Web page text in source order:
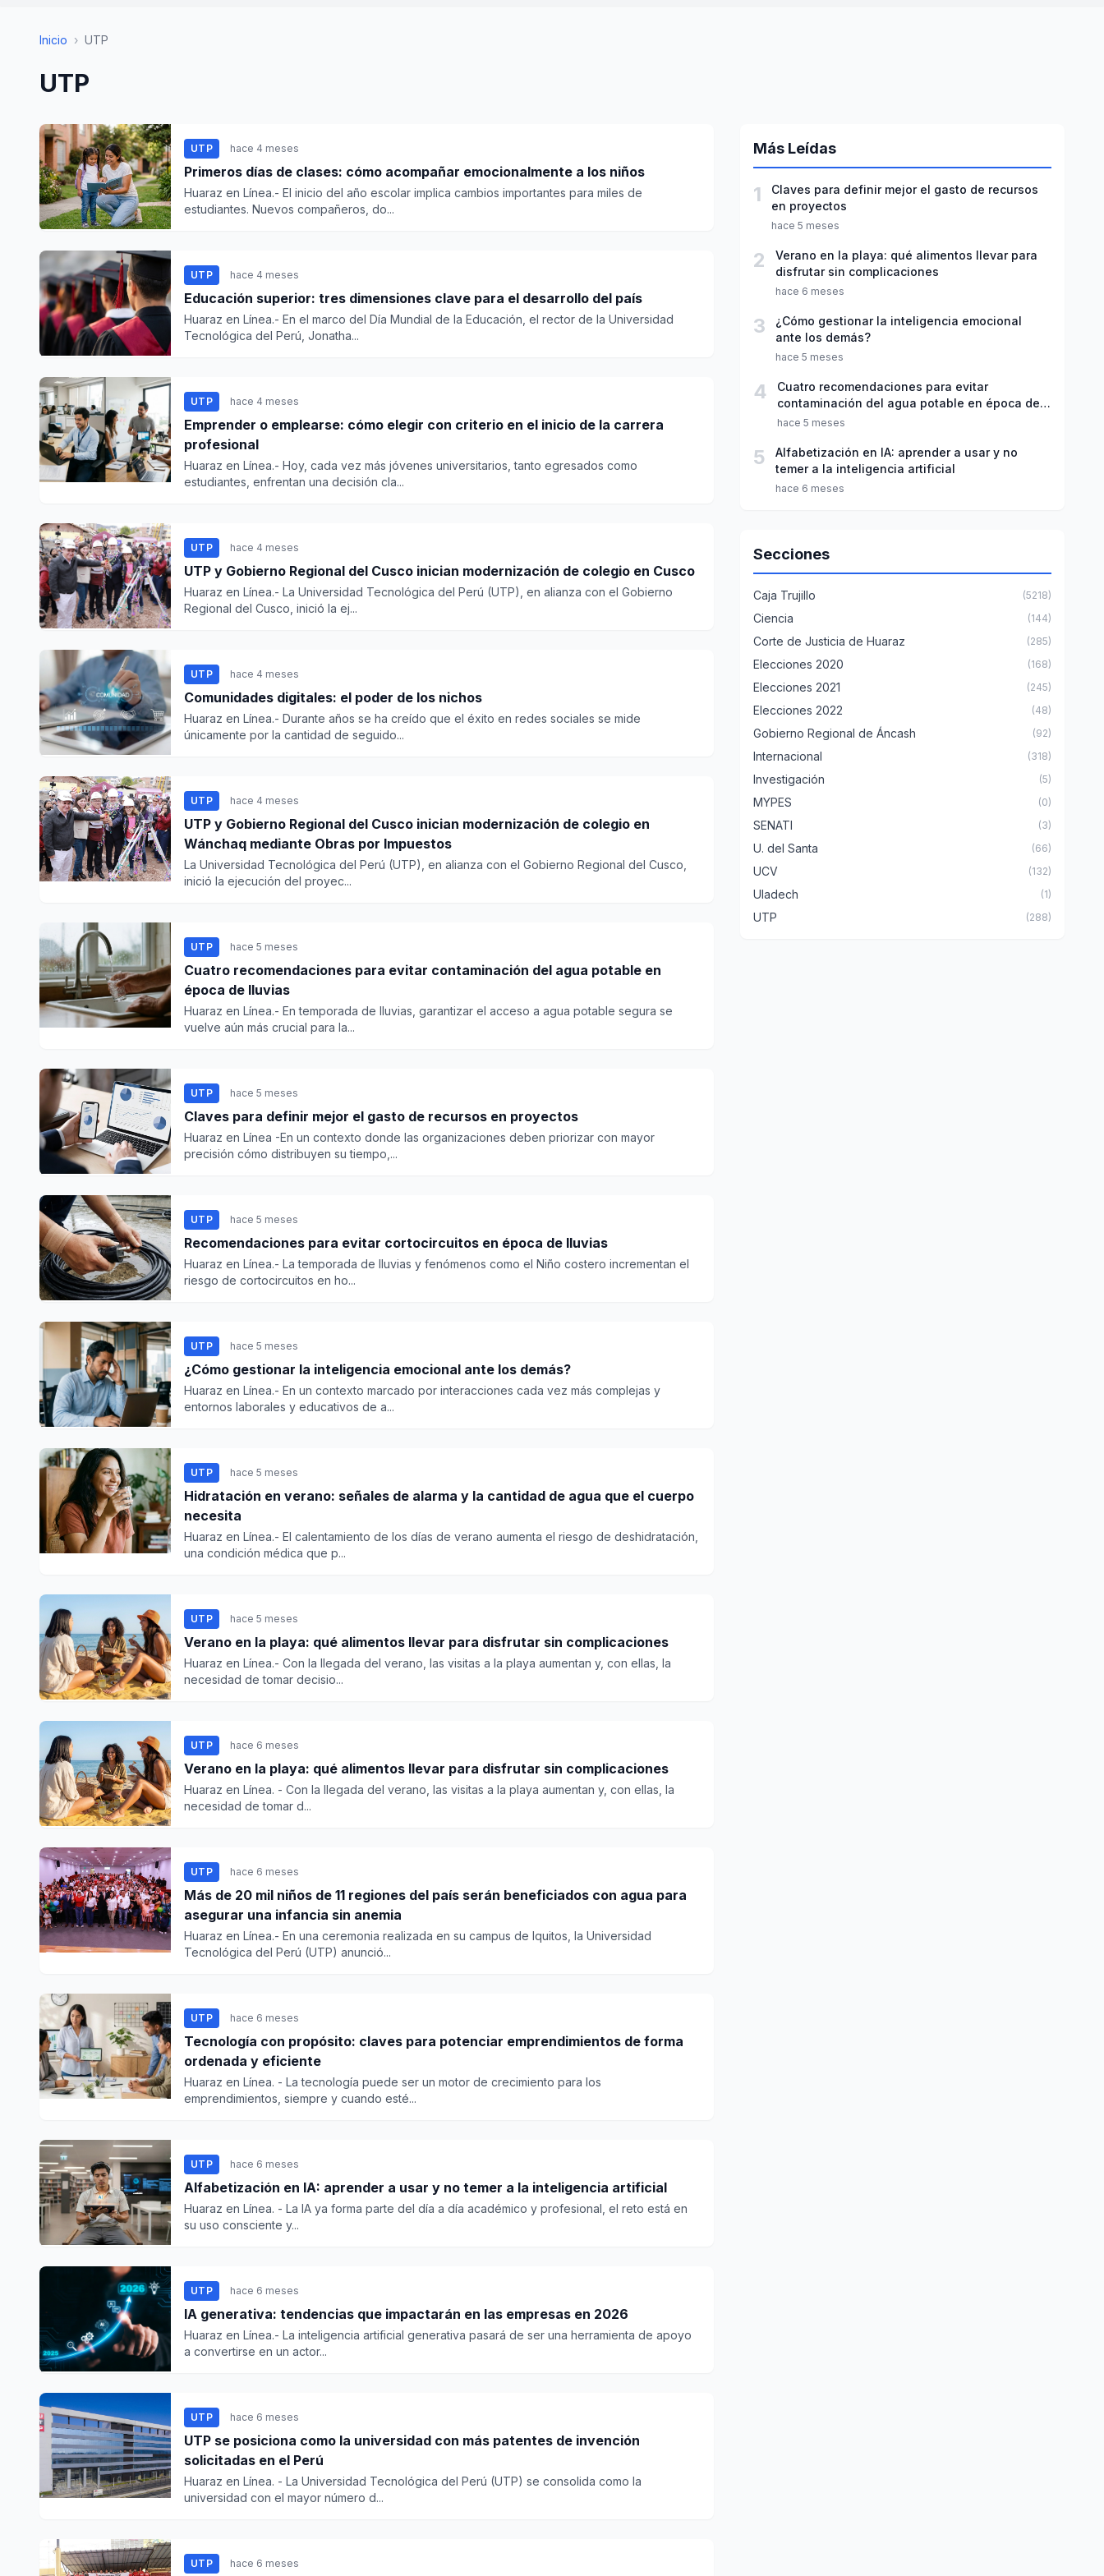
Inicio › UTP
UTP
UTP hace 4 meses
Primeros días de clases: cómo acompañar emocionalmente a los niños
Huaraz en Línea.- El inicio del año escolar implica cambios importantes para miles de
estudiantes. Nuevos compañeros, do...
UTP hace 4 meses
Educación superior: tres dimensiones clave para el desarrollo del país
Huaraz en Línea.- En el marco del Día Mundial de la Educación, el rector de la Universidad
Tecnológica del Perú, Jonatha...
UTP hace 4 meses
Emprender o emplearse: cómo elegir con criterio en el inicio de la carrera
profesional
Huaraz en Línea.- Hoy, cada vez más jóvenes universitarios, tanto egresados como
estudiantes, enfrentan una decisión cla...
UTP hace 4 meses
UTP y Gobierno Regional del Cusco inician modernización de colegio en Cusco
Huaraz en Línea.- La Universidad Tecnológica del Perú (UTP), en alianza con el Gobierno
Regional del Cusco, inició la ej...
UTP hace 4 meses
Comunidades digitales: el poder de los nichos
Huaraz en Línea.- Durante años se ha creído que el éxito en redes sociales se mide
únicamente por la cantidad de seguido...
UTP hace 4 meses
UTP y Gobierno Regional del Cusco inician modernización de colegio en
Wánchaq mediante Obras por Impuestos
La Universidad Tecnológica del Perú (UTP), en alianza con el Gobierno Regional del Cusco,
inició la ejecución del proyec...
UTP hace 5 meses
Cuatro recomendaciones para evitar contaminación del agua potable en
época de lluvias
Huaraz en Línea.- En temporada de lluvias, garantizar el acceso a agua potable segura se
vuelve aún más crucial para la...
UTP hace 5 meses
Claves para definir mejor el gasto de recursos en proyectos
Huaraz en Línea -En un contexto donde las organizaciones deben priorizar con mayor
precisión cómo distribuyen su tiempo,...
UTP hace 5 meses
Recomendaciones para evitar cortocircuitos en época de lluvias
Huaraz en Línea.- La temporada de lluvias y fenómenos como el Niño costero incrementan el
riesgo de cortocircuitos en ho...
UTP hace 5 meses
¿Cómo gestionar la inteligencia emocional ante los demás?
Huaraz en Línea.- En un contexto marcado por interacciones cada vez más complejas y
entornos laborales y educativos de a...
UTP hace 5 meses
Hidratación en verano: señales de alarma y la cantidad de agua que el cuerpo
necesita
Huaraz en Línea.- El calentamiento de los días de verano aumenta el riesgo de deshidratación,
una condición médica que p...
UTP hace 5 meses
Verano en la playa: qué alimentos llevar para disfrutar sin complicaciones
Huaraz en Línea.- Con la llegada del verano, las visitas a la playa aumentan y, con ellas, la
necesidad de tomar decisio...
UTP hace 6 meses
Verano en la playa: qué alimentos llevar para disfrutar sin complicaciones
Huaraz en Línea. - Con la llegada del verano, las visitas a la playa aumentan y, con ellas, la
necesidad de tomar d...
UTP hace 6 meses
Más de 20 mil niños de 11 regiones del país serán beneficiados con agua para
asegurar una infancia sin anemia
Huaraz en Línea.- En una ceremonia realizada en su campus de Iquitos, la Universidad
Tecnológica del Perú (UTP) anunció...
UTP hace 6 meses
Tecnología con propósito: claves para potenciar emprendimientos de forma
ordenada y eficiente
Huaraz en Línea. - La tecnología puede ser un motor de crecimiento para los
emprendimientos, siempre y cuando esté...
UTP hace 6 meses
Alfabetización en IA: aprender a usar y no temer a la inteligencia artificial
Huaraz en Línea. - La IA ya forma parte del día a día académico y profesional, el reto está en
su uso consciente y...
UTP hace 6 meses
IA generativa: tendencias que impactarán en las empresas en 2026
Huaraz en Línea.- La inteligencia artificial generativa pasará de ser una herramienta de apoyo
a convertirse en un actor...
UTP hace 6 meses
UTP se posiciona como la universidad con más patentes de invención
solicitadas en el Perú
Huaraz en Línea. - La Universidad Tecnológica del Perú (UTP) se consolida como la
universidad con el mayor número d...
UTP hace 6 meses
Más Leídas
1
Claves para definir mejor el gasto de recursos
en proyectos
hace 5 meses
2
Verano en la playa: qué alimentos llevar para
disfrutar sin complicaciones
hace 6 meses
3
¿Cómo gestionar la inteligencia emocional
ante los demás?
hace 5 meses
4
Cuatro recomendaciones para evitar
contaminación del agua potable en época de
lluvias
hace 5 meses
5
Alfabetización en IA: aprender a usar y no
temer a la inteligencia artificial
hace 6 meses
Secciones
Caja Trujillo (5218)
Ciencia (144)
Corte de Justicia de Huaraz (285)
Elecciones 2020 (168)
Elecciones 2021 (245)
Elecciones 2022 (48)
Gobierno Regional de Áncash (92)
Internacional (318)
Investigación (5)
MYPES (0)
SENATI (3)
U. del Santa (66)
UCV (132)
Uladech (1)
UTP (288)